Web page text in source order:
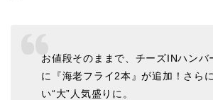
お値段そのままで、チーズINハンバ
に『海老フライ2本』が追加！さら
い“大”人気盛りに。